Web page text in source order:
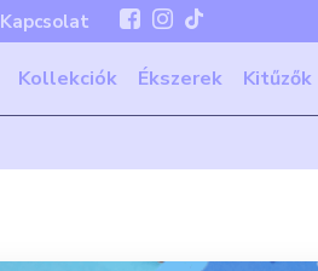
Kapcsolat
Kollekciók Ékszerek Kitűzők